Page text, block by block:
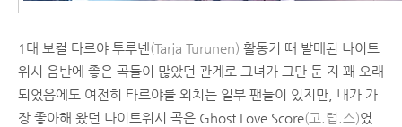
1대 보컬 타르야 투루넨(Tarja Turunen) 활동기 때 발매된 나이트
위시 음반에 좋은 곡들이 많았던 관계로 그녀가 그만 둔 지 꽤 오래
되었음에도 여전히 타르야를 외치는 일부 팬들이 있지만, 내가 가
장 좋아해 왔던 나이트위시 곡은 Ghost Love Score(고.럽.스)였